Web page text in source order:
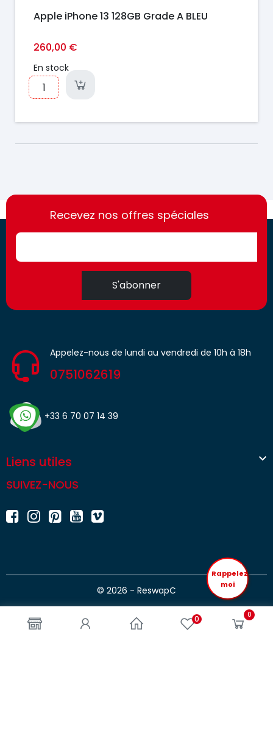
0 0
Apple iPhone 13 128GB Grade A BLEU
260,00 €
En stock
https://france-
access.fr
https://france-
access.fr
Recevez nos offres spéciales
S'abonner
Appelez-nous de lundi au vendredi de 10h à 18h
0751062619
+33 6 70 07 14 39
Liens utiles 
SUIVEZ-NOUS
© 2026 - ReswapC
Rappelez
moi